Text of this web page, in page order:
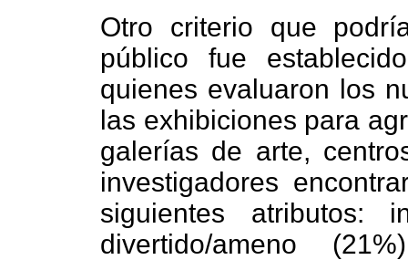
Otro criterio que
público fue
quienes evaluaron los
las exhibiciones para
galerías de arte,
investigadores
siguientes atributos:
divertido/ameno